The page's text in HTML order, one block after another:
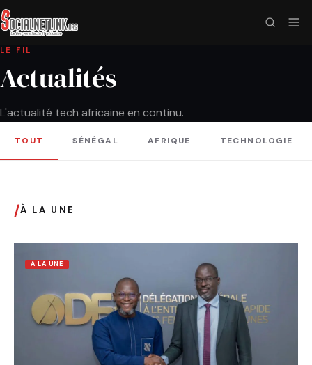
LE FIL
Actualités
L'actualité tech africaine en continu.
TOUT SÉNÉGAL AFRIQUE TECHNOLOGIE
/À LA UNE
A LA UNE